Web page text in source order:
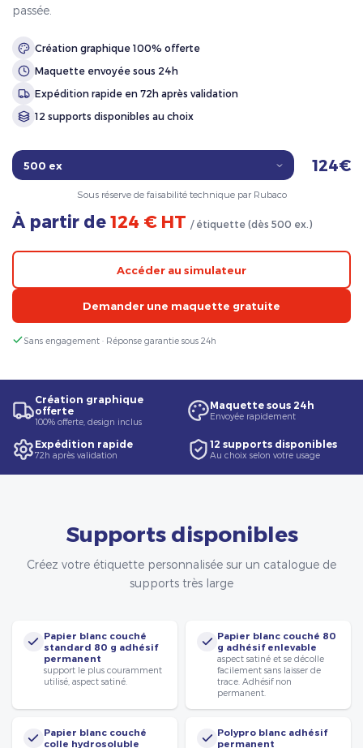
passée.
Création graphique 100% offerte
Maquette envoyée sous 24h
Expédition rapide en 72h après validation
12 supports disponibles au choix
124€
Sous réserve de faisabilité technique par Rubaco
À partir de 124 € HT / étiquette (dès 500 ex.)
Accéder au simulateur
Demander une maquette gratuite
Sans engagement · Réponse garantie sous 24h
Création graphique
offerte
100% offerte, design inclus
Maquette sous 24h
Envoyée rapidement
Expédition rapide
72h après validation
12 supports disponibles
Au choix selon votre usage
Supports disponibles
Créez votre étiquette personnalisée sur un catalogue de
supports très large
Papier blanc couché
standard 80 g adhésif
permanent
support le plus couramment
utilisé, aspect satiné.
Papier blanc couché 80
g adhésif enlevable
aspect satiné et se décolle
facilement sans laisser de
trace. Adhésif non
permanent.
Papier blanc couché
colle hydrosoluble
Polypro blanc adhésif
permanent